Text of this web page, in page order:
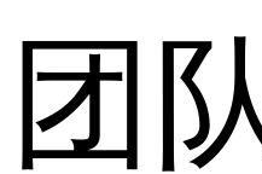
团